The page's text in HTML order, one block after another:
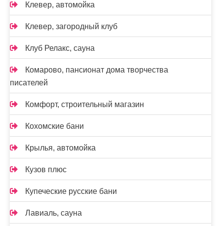
Клевер, автомойка
Клевер, загородный клуб
Клуб Релакс, сауна
Комарово, пансионат дома творчества
писателей
Комфорт, строительный магазин
Кохомские бани
Крылья, автомойка
Кузов плюс
Купеческие русские бани
Лавиаль, сауна